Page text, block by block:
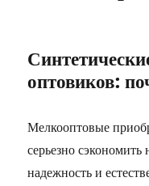
оптовиков:
Мелкооптовые
серьезно сэкономить
надежность и